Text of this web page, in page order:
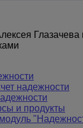
надежности
и продукты